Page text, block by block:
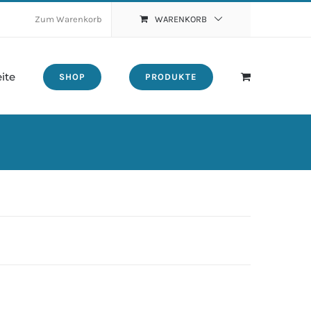
Zum Warenkorb WARENKORB
SHOP PRODUKTE